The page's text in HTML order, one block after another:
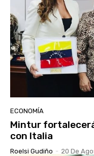
ECONOMÍA
Mintur
con Italia
Roelsi Gudiño - 20 De